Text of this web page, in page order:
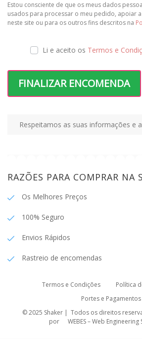
Estou consciente de que os meus dados
usados ​​para processar o meu pedido, apoiar
neste site ou para os outros fins descritos na
Li e aceito os Termos e
FINALIZAR ENCOMENDA
Respeitamos as suas informações e
RAZÕES PARA COMPRAR NA
Os Melhores Preços
100% Seguro
Envios Rápidos
Rastreio de encomendas
Termos e Condições
Política
Portes e Pagamentos
© 2025 Shaker | Todos os direitos
por
WEBES – Web